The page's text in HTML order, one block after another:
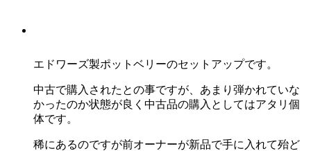
エドワーズ製ポットベリーのセットアップです。
中古で購入されたとの事ですが、あまり弾かれていな
かったのか状態が良く中古品の購入としてはアタリ個
体です。
稀にあるのですが前オーナーが新品で手に入れて殆ど